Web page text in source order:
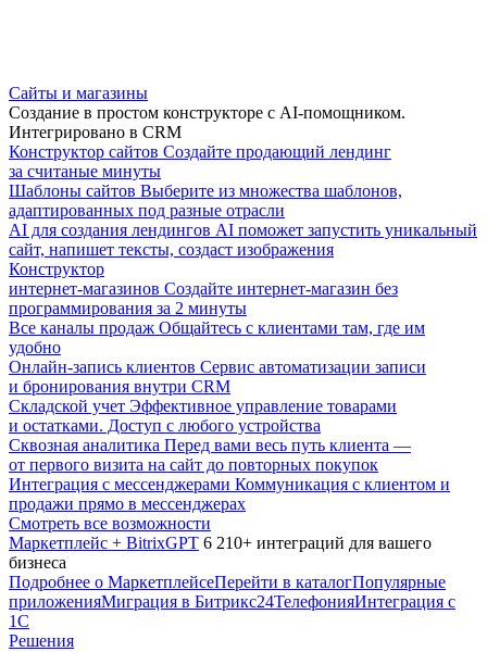
Сайты и магазины
Создание в простом конструкторе с AI-помощником.
Интегрировано в CRM
Конструктор сайтов Создайте продающий лендинг
за считаные минуты
Шаблоны сайтов Выберите из множества шаблонов,
адаптированных под разные отрасли
AI для создания лендингов AI поможет запустить уникальный
сайт, напишет тексты, создаст изображения
Конструктор
интернет-магазинов Создайте интернет-магазин без
программирования за 2 минуты
Все каналы продаж Общайтесь с клиентами там, где им
удобно
Онлайн-запись клиентов Сервис автоматизации записи
и бронирования внутри CRM
Складской учет Эффективное управление товарами
и остатками. Доступ с любого устройства
Сквозная аналитика Перед вами весь путь клиента —
от первого визита на сайт до повторных покупок
Интеграция с мессенджерами Коммуникация с клиентом и
продажи прямо в мессенджерах
Смотреть все возможности
Маркетплейс + BitrixGPT 6 210+ интеграций для вашего
бизнеса
Подробнее о МаркетплейсеПерейти в каталогПопулярные
приложенияМиграция в Битрикс24ТелефонияИнтеграция с
1С
Решения